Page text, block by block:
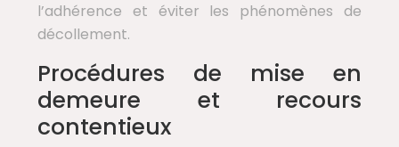
l’adhérence et éviter les phénomènes de
décollement.
Procédures de mise en
demeure et recours
contentieux